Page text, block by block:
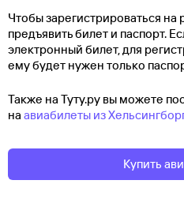
Чтобы зарегистрироваться на
предъявить билет и паспорт.
электронный билет, для
ему будет нужен только
Также на Туту.ру вы можете
на авиабилеты из
Купить